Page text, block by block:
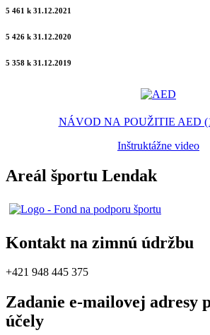
5 461 k 31.12.2021
5 426 k 31.12.2020
5 358 k 31.12.2019
NÁVOD NA POUŽITIE AED
Inštruktážne video
Areál športu Lendak
Kontakt na zimnú údržbu
+421 948 445 375
Zadanie e-mailovej adresy
účely